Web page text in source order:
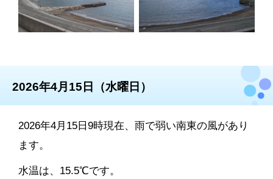
2026年4月15日（水曜日）
2026年4月15日9時現在、雨で弱い南東の風があり
ます。
水温は、15.5℃です。